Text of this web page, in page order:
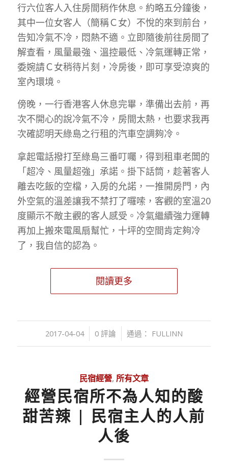
行六位客人入住房間稍作休息。約略五分鐘後，
其中一位女客人（簡稱Ｃ女）不悅的來到前台，
告知冷氣不冷，悶熱不適。立即隨後前往房間了
解查看，風量最強、溫控最低、冷氣運轉正常，
委婉請Ｃ女稍待片刻，冷房後，即可享受涼爽的
室內環境。
傍晚，一行香港客人休息完畢，準備出去前，再
次不開心的說冷氣不冷，房間太熱，也要求我再
次確認明天綠島之行租的汽車空調夠冷。
拿起電話撥打至綠島三番叮囑，得到租車老闆的
「超冷、風量超強」承諾。掛下話筒，趁著客人
離去吃飯的空檔，入房的允諾，一推開房門，內
外空氣的溫差讓我不禁打了囉嗦，客觀的室溫20
度顯示不敵主觀的客人感受。冷氣繼續強力運轉
再加上搬來電風扇幫忙，十坪的空間肯定夠冷
了，我自信的認為。
閱讀更多
2017-04-04
/ 0 評論 通過： FULLINN
民宿經營, 所有文章
經營民宿所不為人知的酸
甜苦辣 | 民宿主人的人前
人後